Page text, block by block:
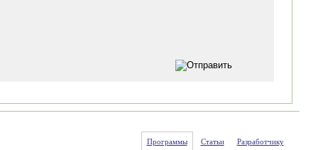
Программы Статьи Разработчику